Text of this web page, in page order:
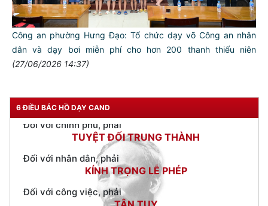
Công an phường Hưng Đạo: Tổ chức dạy võ Công an nhân
dân và dạy bơi miễn phí cho hơn 200 thanh thiếu niên
(27/06/2026 14:37)
6 ĐIỀU BÁC HỒ DẠY CAND
Đối với tự mình, phải
CẦN, KIỆM, LIÊM, CHÍNH
Đối với đồng sự, phải
TUYỆT ĐỐI TRUNG THÀNH
Đối với nhân dân, phải
KÍNH TRỌNG LỄ PHÉP
Đối với công việc, phải
TẬN TỤY
Đối với địch, phải
CƯƠNG QUYẾT, KHÔN KHÉO